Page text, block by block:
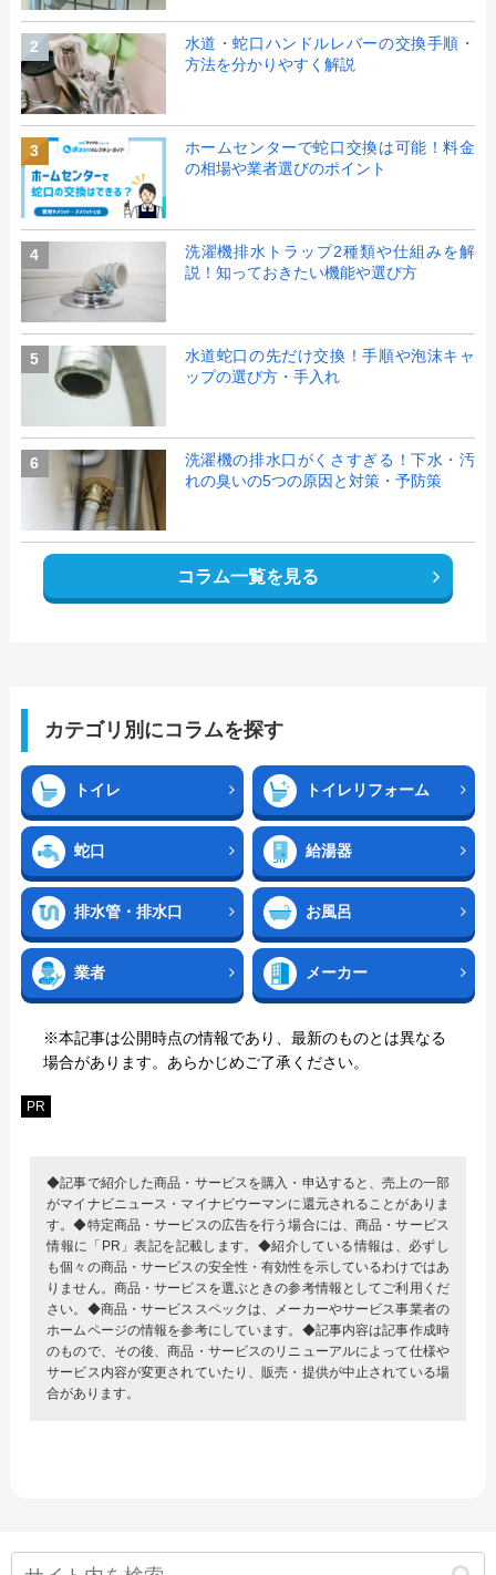
2
水道・蛇口ハンドルレバーの交換手順・
方法を分かりやすく解説
3
ホームセンターで蛇口交換は可能！料金
の相場や業者選びのポイント
4
洗濯機排水トラップ2種類や仕組みを解
説！知っておきたい機能や選び方
5
水道蛇口の先だけ交換！手順や泡沫キャ
ップの選び方・手入れ
6
洗濯機の排水口がくさすぎる！下水・汚
れの臭いの5つの原因と対策・予防策
コラム一覧を見る
カテゴリ別にコラムを探す
トイレ トイレリフォーム
蛇口 給湯器
排水管・排水口 お風呂
業者 メーカー
※本記事は公開時点の情報であり、最新のものとは異なる
場合があります。あらかじめご了承ください。
PR
◆記事で紹介した商品・サービスを購入・申込すると、売上の一部
がマイナビニュース・マイナビウーマンに還元されることがありま
す。◆特定商品・サービスの広告を行う場合には、商品・サービス
情報に「PR」表記を記載します。◆紹介している情報は、必ずし
も個々の商品・サービスの安全性・有効性を示しているわけではあ
りません。商品・サービスを選ぶときの参考情報としてご利用くだ
さい。◆商品・サービススペックは、メーカーやサービス事業者の
ホームページの情報を参考にしています。◆記事内容は記事作成時
のもので、その後、商品・サービスのリニューアルによって仕様や
サービス内容が変更されていたり、販売・提供が中止されている場
合があります。